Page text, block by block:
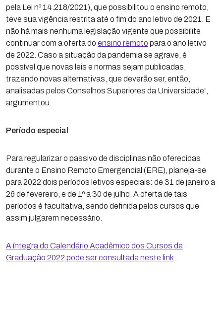
pela Lei nº 14.218/2021), que possibilitou o ensino remoto,
teve sua vigência restrita até o fim do ano letivo de 2021. E
não há mais nenhuma legislação vigente que possibilite
continuar com a oferta do ensino remoto para o ano letivo
de 2022. Caso a situação da pandemia se agrave, é
possível que novas leis e normas sejam publicadas,
trazendo novas alternativas, que deverão ser, então,
analisadas pelos Conselhos Superiores da Universidade”,
argumentou.
Período especial
Para regularizar o passivo de disciplinas não oferecidas
durante o Ensino Remoto Emergencial (ERE), planeja-se
para 2022 dois períodos letivos especiais: de 31 de janeiro a
26 de fevereiro, e de 1º a 30 de julho. A oferta de tais
períodos é facultativa, sendo definida pelos cursos que
assim julgarem necessário.
A íntegra do Calendário Acadêmico dos Cursos de
Graduação 2022 pode ser consultada neste link